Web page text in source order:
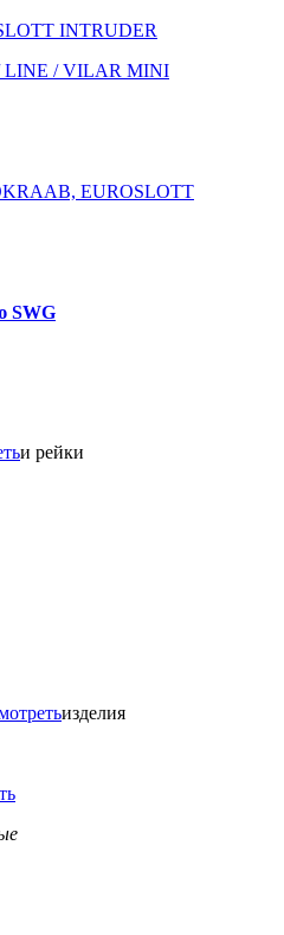
INTRUDER
LINE / VILAR MINI
EUROSLOTT
SWG
и рейки
изделия